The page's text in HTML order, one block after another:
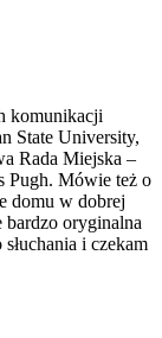
komunikacji
State University,
Rada Miejska –
Pugh. Mówie też o
domu w dobrej
oryginalna
i czekam